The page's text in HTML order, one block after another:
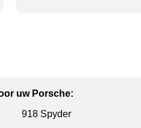
uw Porsche:
918 Spyder